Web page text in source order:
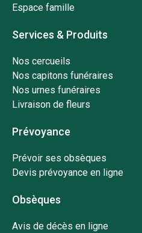
Espace famille
Services & Produits
Nos cercueils
Nos capitons funéraires
Nos urnes funéraires
Livraison de fleurs
Prévoyance
Prévoir ses obsèques
Devis prévoyance en ligne
Obsèques
Avis de décès en ligne